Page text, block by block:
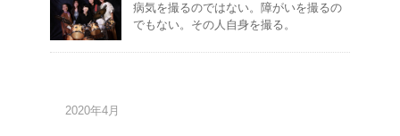
病気を撮るのではない。障がいを撮るの
でもない。その人自身を撮る。
2020年4月